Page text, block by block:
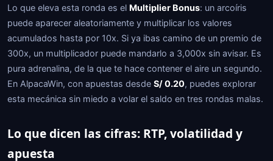
Lo que eleva esta ronda es el Multiplier Bonus: un arcoíris
puede aparecer aleatoriamente y multiplicar los valores
acumulados hasta por 10x. Si ya ibas camino de un premio de
300x, un multiplicador puede mandarlo a 3,000x sin avisar. Es
pura adrenalina, de la que te hace contener el aire un segundo.
En AlpacaWin, con apuestas desde S/ 0.20, puedes explorar
esta mecánica sin miedo a volar el saldo en tres rondas malas.
Lo que dicen las cifras: RTP, volatilidad y
apuesta